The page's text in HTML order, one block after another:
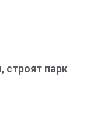
строят парк